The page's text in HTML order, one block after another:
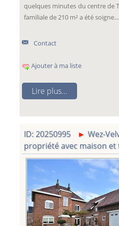
quelques minutes du centre de
familiale de 210 m² a été soigne...
Contact
Ajouter à ma liste
Lire plus...
ID: 20250995
Wez-
propriété avec maison